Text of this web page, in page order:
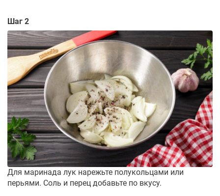
Шаг 2
Для маринада лук нарежьте полукольцами или
перьями. Соль и перец добавьте по вкусу.